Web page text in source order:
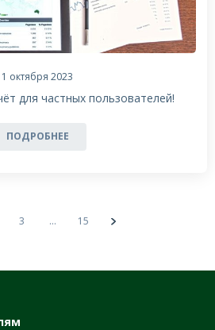
1 октября 2023
для частных пользователей!
ПОДРОБНЕЕ
3 … 15